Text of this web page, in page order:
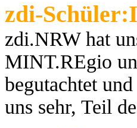
zdi-
zdi.NRW hat
MINT.REgio
begutachtet
uns sehr, Teil